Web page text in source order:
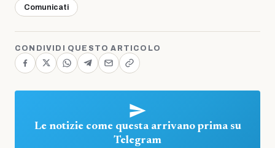
Comunicati
CONDIVIDI QUESTO ARTICOLO
Le notizie come questa arrivano prima su
Telegram